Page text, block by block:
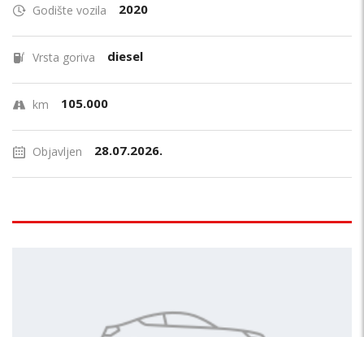
Godište vozila 2020
Vrsta goriva diesel
km 105.000
Objavljen 28.07.2026.